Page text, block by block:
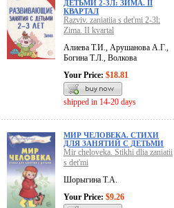
ДЕТЬМИ 2-3Л: ЗИМА. II
КВАРТАЛ
Razviv. zaniatiia s det'mi 2-3l:
Zima. II kvartal
Алиева Т.И., Арушанова А.Г.,
Богина Т.Л., Волкова
Your Price: $18.81
shipped in 14-20 days
МИР ЧЕЛОВЕКА. СТИХИ
ДЛЯ ЗАНЯТИЙ С ДЕТЬМИ
Mir cheloveka. Stikhi dlia zaniatii
s det'mi
Шорыгина Т.А.
Your Price: $9.26